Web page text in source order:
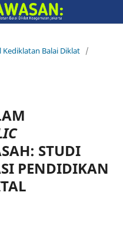
Kediklatan Balai Diklat /
STUDI
PENDIDIKAN